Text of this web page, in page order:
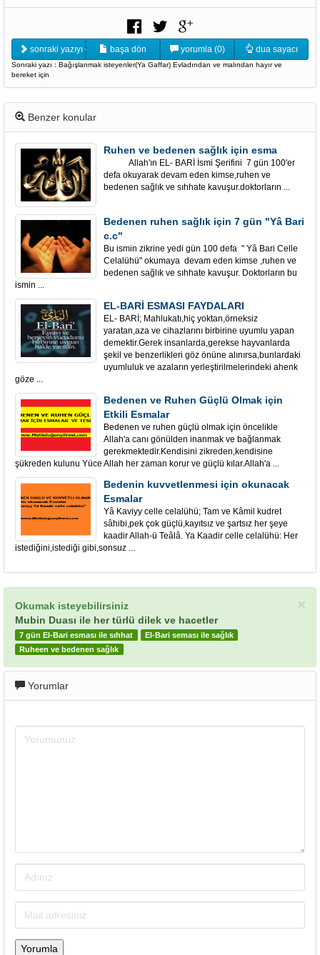
sonraki yazıyı oku başa dön yorumla (0) dua sayacı
Sonraki yazı : Bağışlanmak isteyenler(Ya Gaffar) Evladından ve malından hayır ve
bereket için
Benzer konular
Ruhen ve bedenen sağlık için esma
Allah'ın EL- BARİ İsmi Şerifini 7 gün 100'er
defa okuyarak devam eden kimse,ruhen ve
bedenen sağlık ve sıhhate kavuşur.doktorların ...
Bedenen ruhen sağlık için 7 gün "Yâ Bari
c.c"
Bu ismin zikrine yedi gün 100 defa " Yâ Bari Celle
Celalühü" okumaya devam eden kimse ,ruhen ve
bedenen sağlık ve sıhhate kavuşur. Doktorların bu
ismin ...
EL-BARİ ESMASI FAYDALARI
EL- BARİ; Mahlukatı,hiç yoktan,örneksiz
yaratan,aza ve cihazlarını birbirine uyumlu yapan
demektir.Gerek insanlarda,gerekse hayvanlarda
şekil ve benzerlikleri göz önüne alınırsa,bunlardaki
uyumluluk ve azaların yerleştirilmelerindeki ahenk
göze ...
Bedenen ve Ruhen Güçlü Olmak için
Etkili Esmalar
Bedenen ve ruhen güçlü olmak için öncelikle
Allah'a canı gönülden inanmak ve bağlanmak
gerekmektedir.Kendisini zikreden,kendisine
şükreden kulunu Yüce Allah her zaman korur ve güçlü kılar.Allah'a ...
Bedenin kuvvetlenmesi için okunacak
Esmalar
Yâ Kaviyy celle celalühü; Tam ve Kâmil kudret
sâhibi,pek çok güçlü,kayıtsız ve şartsız her şeye
kaadir Allah-ü Teâlâ. Ya Kaadir celle celalühü: Her
istediğini,istediği gibi,sonsuz ...
×
Okumak isteyebilirsiniz
Mubin Duası ile her türlü dilek ve hacetler
7 gün El-Bari esması ile sıhhat
El-Bari seması ile sağlık
Ruheen ve bedenen sağlık
Yorumlar